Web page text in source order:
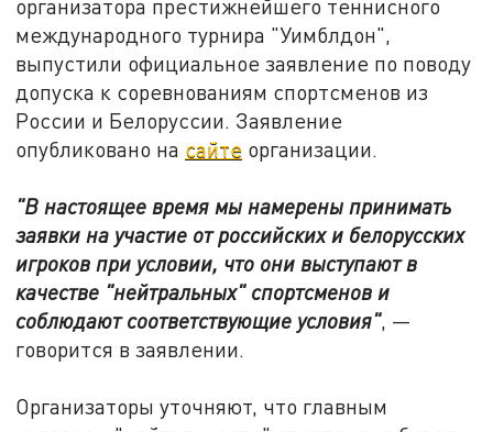
организатора престижнейшего теннисного
международного турнира "Уимблдон",
выпустили официальное заявление по поводу
допуска к соревнованиям спортсменов из
России и Белоруссии. Заявление
опубликовано на сайте организации.
"В настоящее время мы намерены принимать
заявки на участие от российских и белорусских
игроков при условии, что они выступают в
качестве "нейтральных" спортсменов и
соблюдают соответствующие условия", —
говорится в заявлении.
Организаторы уточняют, что главным